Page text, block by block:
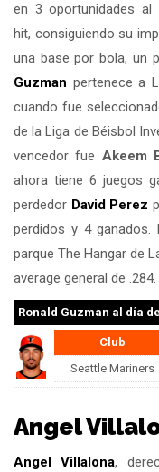
en 3 oportunidades al
hit, consiguiendo su
una base por bola, un
Guzman pertenece a
cuando fue
de la Liga de Béisbol
vencedor fue Akeem
ahora tiene 6 juegos
perdedor David Perez
perdidos y 4
parque The Hangar de
average general de .284.
Ronald Guzman al día
Club
Seattle Mariners
Angel
Angel Villalona,